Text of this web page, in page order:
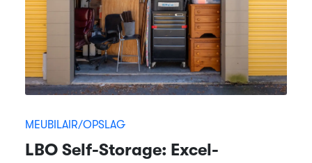
MEUBILAIR/OPSLAG
LBO Self-Storage: Excel-